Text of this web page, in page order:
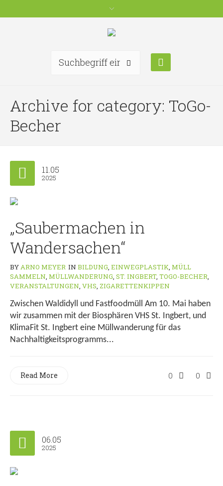
Archive for category: ToGo-
Becher
11.05
2025
„Saubermachen in
Wandersachen“
BYARNO MEYER IN BILDUNG, EINWEGPLASTIK, MÜLL
SAMMELN, MÜLLWANDERUNG, ST. INGBERT, TOGO-BECHER,
VERANSTALTUNGEN, VHS, ZIGARETTENKIPPEN
Zwischen Waldidyll und Fastfoodmüll Am 10. Mai haben
wir zusammen mit der Biosphären VHS St. Ingbert, und
KlimaFit St. Ingbert eine Müllwanderung für das
Nachhaltigkeitsprogramms...
0 0
Read More
06.05
2025